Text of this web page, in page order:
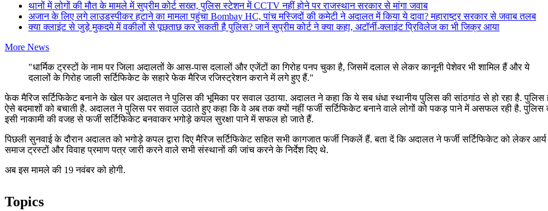
थानों में लोगों की मौत के मामले में सुप्रीम कोर्ट सख्त, पुलिस स्टेशन में CCTV नहीं होने पर राजस्थान सरकार से मांगा जवाब
अजान के लिए लगे लाउडस्पीकर हटाने का मामला पहुंचा Bombay HC, पांच मस्जिदों की कमेटी ने अदालत में किया ये दावा? महाराष्ट्र सरकार से जवाब तलब
क्या क्लाइंट से जुड़े मुकदमे में वकीलों से पूछताछ कर सकती है पुलिस? जानें सुप्रीम कोर्ट ने क्या कहा, अटॉर्नी-क्लाइंट प्रिविलेज का भी जिक्र आया
More News
"धार्मिक ट्रस्टों के नाम पर जिला अदालतों के आस-पास दलालों और एजेंटों का गिरोह पनप चुका है, जिसमें दलाल से लेकर कानूनी पेशेवर भी शामिल हैं और ये
दलालों के गिरोह जाली सर्टिफिकेट के सहारे फेक मैरिज रजिस्ट्रेशन कराने में लगे हुए हैं."
फेक मैरिज सर्टिफिकेट बनाने के खेल पर अदालत ने पुलिस की भूमिका पर सवाल उठाया. अदालत ने कहा कि ये सब धंधा स्थानीय पुलिस की सांठगांठ से हो रहा है. पुलिस
ऐसे बदमाशों को बचाती है. अदालत ने पुलिस पर सवाल उठाते हुए कहा कि वे अब तक क्यों नहीं फर्जी सर्टिफिकेट बनाने वाले लोगों को पकड़ पाने में असफल रही है. पुलिस
इसी नाकामी की वजह से फर्जी सर्टिफिकेट बनवाकर भगोड़े कपल सुरक्षा पाने में सफल हो जाते हैं.
पिछली सुनवाई के दौरान अदालत को भगोड़े कपल द्वारा दिए मैरिज सर्टिफिकेट सहित सभी कागजात फर्जी निकलें हैं. बता दें कि अदालत ने फर्जी सर्टिफिकेट को लेकर आर्य
समाज ट्रस्टों और विवाह प्रमाण पत्र जारी करने वाले सभी संस्थानों की जांच करने के निर्देश दिए थे.
अब इस मामले की 19 नवंबर को होगी.
Topics